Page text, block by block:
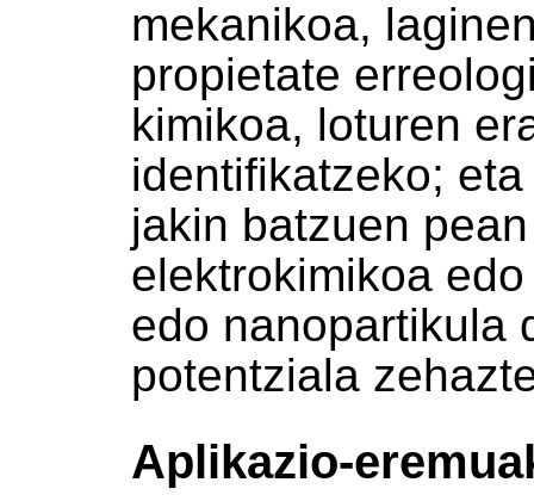
mekanikoa,
propietate
kimikoa, loturen
identifikatzeko;
jakin batzuen
elektrokimikoa
edo nanopartikula
potentziala
Aplikazio-